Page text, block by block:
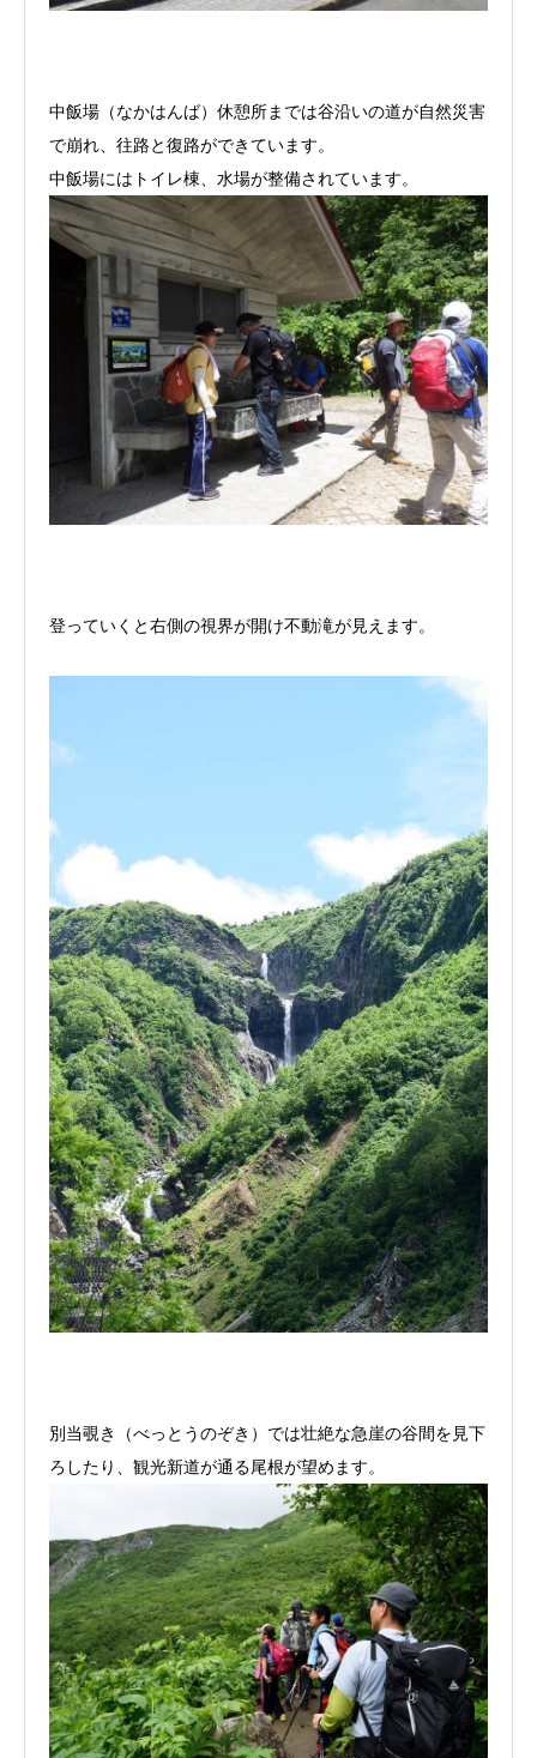
中飯場（なかはんば）休憩所までは谷沿いの道が自然災害
で崩れ、往路と復路ができています。
中飯場にはトイレ棟、水場が整備されています。
登っていくと右側の視界が開け不動滝が見えます。
別当覗き（べっとうのぞき）では壮絶な急崖の谷間を見下
ろしたり、観光新道が通る尾根が望めます。